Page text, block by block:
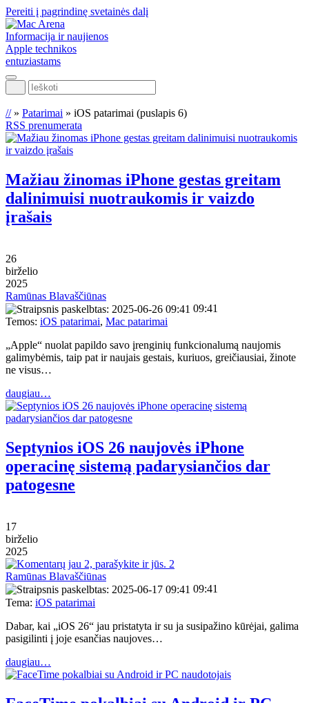
Pereiti į pagrindinę svetainės dalį
Informacija ir naujienos
Apple technikos
entuziastams
Ieškoti
//» Patarimai » iOS patarimai (puslapis 6)
RSS prenumerata
Mažiau žinomas iPhone gestas greitam
dalinimuisi nuotraukomis ir vaizdo
įrašais
26
birželio
2025
Ramūnas Blavaščiūnas
09:41
Temos: iOS patarimai, Mac patarimai
„Apple“ nuolat papildo savo įrenginių funkcionalumą naujomis
galimybėmis, taip pat ir naujais gestais, kuriuos, greičiausiai, žinote
ne visus…
daugiau…
Septynios iOS 26 naujovės iPhone
operacinę sistemą padarysiančios dar
patogesne
17
birželio
2025
2
Ramūnas Blavaščiūnas
09:41
Tema: iOS patarimai
Dabar, kai „iOS 26“ jau pristatyta ir su ja susipažino kūrėjai, galima
pasigilinti į joje esančias naujoves…
daugiau…